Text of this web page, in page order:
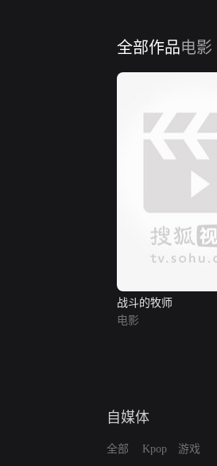
全部作品电影
战斗的牧师
电影
自媒体
全部 Kpop 游戏